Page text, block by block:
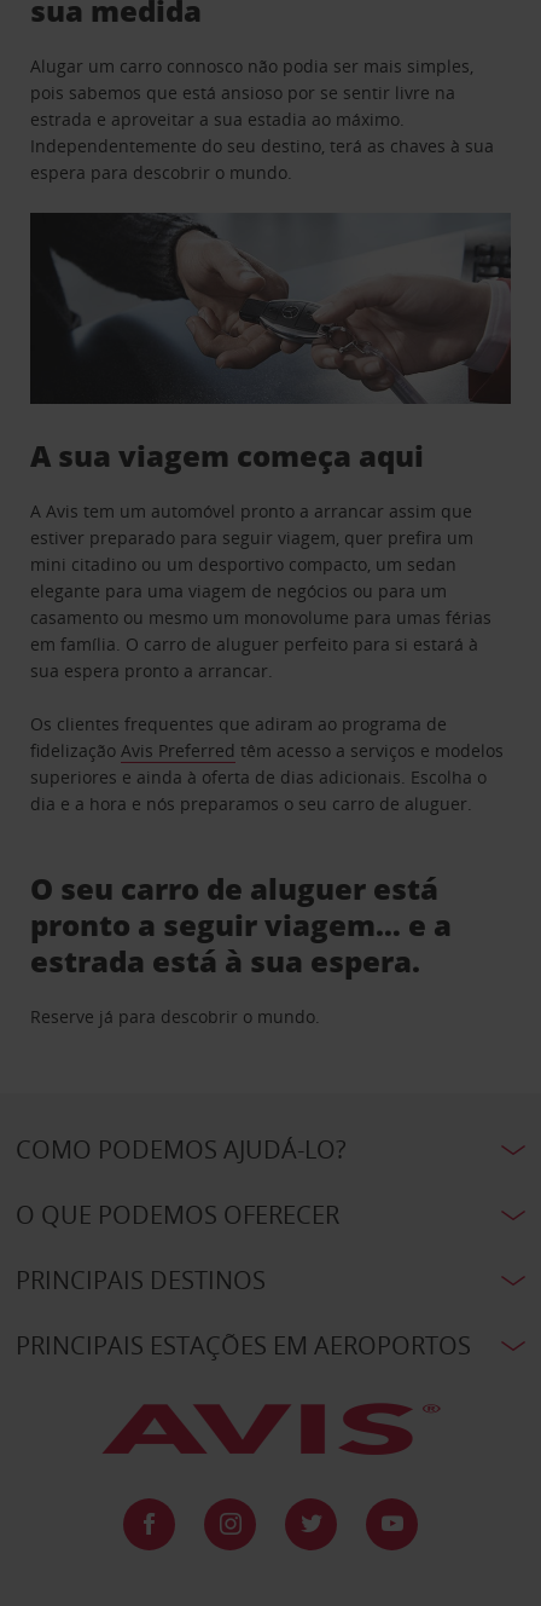
sua medida
Alugar um carro connosco não podia ser mais simples,
pois sabemos que está ansioso por se sentir livre na
estrada e aproveitar a sua estadia ao máximo.
Independentemente do seu destino, terá as chaves à sua
espera para descobrir o mundo.
A sua viagem começa aqui
A Avis tem um automóvel pronto a arrancar assim que
estiver preparado para seguir viagem, quer prefira um
mini citadino ou um desportivo compacto, um sedan
elegante para uma viagem de negócios ou para um
casamento ou mesmo um monovolume para umas férias
em família. O carro de aluguer perfeito para si estará à
sua espera pronto a arrancar.
Os clientes frequentes que adiram ao programa de
fidelizaçãoAvis Preferred têm acesso a serviços e modelos
superiores e ainda à oferta de dias adicionais. Escolha o
dia e a hora e nós preparamos o seu carro de aluguer.
O seu carro de aluguer está
pronto a seguir viagem… e a
estrada está à sua espera.
Reserve já para descobrir o mundo.
COMO PODEMOS AJUDÁ-LO?
O QUE PODEMOS OFERECER
PRINCIPAIS DESTINOS
PRINCIPAIS ESTAÇÕES EM AEROPORTOS